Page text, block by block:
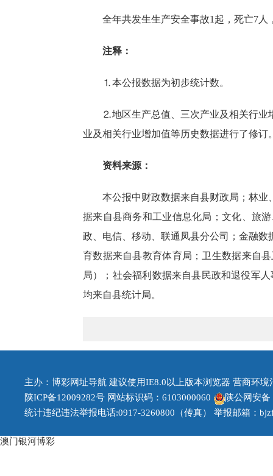
全年共发生生产安全事故1 起，死亡7 人
注释：
⒈本公报数据为初步统计数。
⒉地区生产总值、三次产业及相关行业
业及相关行业增加值等历史数据进行了修订
资料来源：
本公报中财政数据来自县财政局；林
据来自县商务和工业信息化局；文化、旅
政、电信、移动、联通凤县分公司；金融数
育数据来自县教育体育局；卫生数据来自
局）；社会福利数据来自县民政和退役军人
均来自县统计局。
主办：博彩网址导航 建议使用IE8.0以上版本浏览器 营商环境
陕ICP备12009282号 网站标识码：6103000060
陕公网安备
统计违纪违法举报电话:0917-3260800（传真） 举报邮箱：
澳门银河博彩